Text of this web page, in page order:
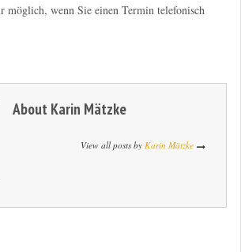
möglich, wenn Sie einen Termin telefonisch
About Karin Mätzke
View all posts by Karin Mätzke